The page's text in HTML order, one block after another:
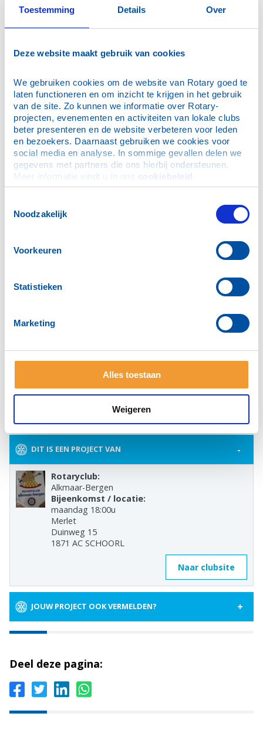
Toestemming Details Over
Deze website maakt gebruik van cookies
We gebruiken cookies om de website van Rotary goed te
laten functioneren en om inzicht te krijgen in het gebruik
van de site. Zo kunnen we informatie over Rotary-
projecten, evenementen en activiteiten van lokale clubs
beter presenteren en de website verbeteren voor leden
en bezoekers. Daarnaast gebruiken we cookies voor
social media en analyse. In sommige gevallen delen we
gegevens met partners die ons hierbij ondersteunen.
Meer informatie vindt u in ons cookiebeleid
Noodzakelijk
Voorkeuren
Statistieken
Marketing
Alles toestaan
Weigeren
Wanneer:
Maandag 16 september (inloop 17.30
uur, aan tafel om 18.00 uur).
Waar:De Taverne, Bergen.
drankjes).
DIT IS EEN PROJECT VAN -
Rotaryclub:
Alkmaar-Bergen
Bijeenkomst / locatie:
maandag 18:00u
Merlet
Duinweg 15
1871 AC SCHOORL
Naar clubsite
JOUW PROJECT OOK VERMELDEN? +
Deel deze pagina: